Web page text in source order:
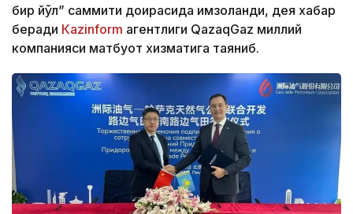
бир йўл” саммити доирасида имзоланди, дея хабар
беради Кazinform агентлиги QazaqGaz миллий
компанияси матбуот хизматига таяниб.